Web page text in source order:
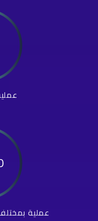
عملية